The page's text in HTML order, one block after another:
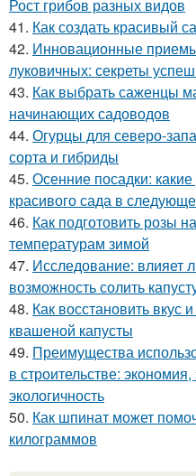
Рост грибов разных видов
41. Как создать красивый
42. Инновационные
луковичных: секреты
43. Как выбрать саженцы
начинающих садоводов
44. Огурцы для северо-
сорта и гибриды
45. Осенние посадки:
красивого сада в
46. Как подготовить розы
температурам зимой
47. Исследование: влияет
возможность солить
48. Как восстановить вкус
квашеной капусты
49. Преимущества
в строительстве:
экологичность
50. Как шпинат может
килограммов